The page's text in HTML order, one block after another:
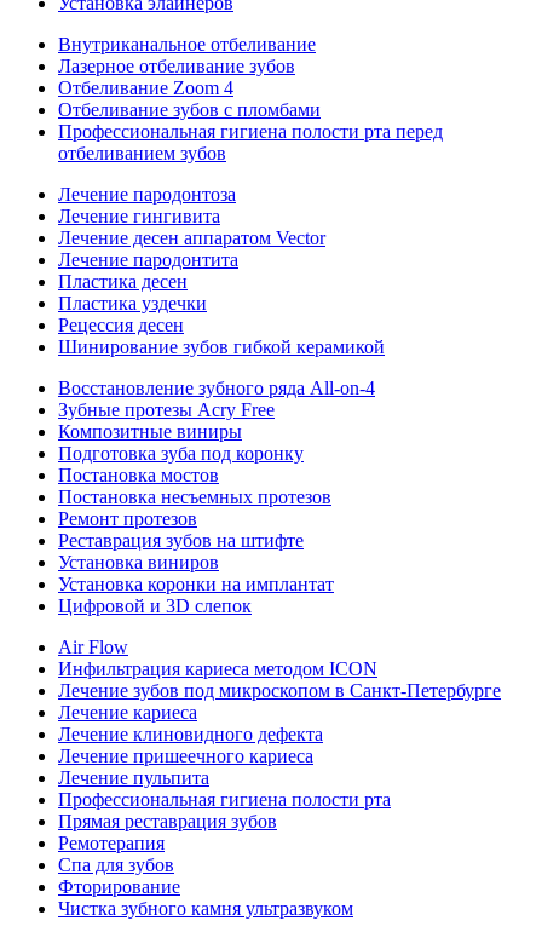
Внутриканальное отбеливание
Лазерное отбеливание зубов
Отбеливание Zoom 4
Отбеливание зубов с пломбами
Профессиональная гигиена полости рта перед
отбеливанием зубов
Лечение пародонтоза
Лечение гингивита
Лечение десен аппаратом Vector
Лечение пародонтита
Пластика десен
Пластика уздечки
Рецессия десен
Шинирование зубов гибкой керамикой
Восстановление зубного ряда All‑on‑4
Зубные протезы Acry Free
Композитные виниры
Подготовка зуба под коронку
Постановка мостов
Постановка несъемных протезов
Ремонт протезов
Реставрация зубов на штифте
Установка виниров
Установка коронки на имплантат
Цифровой и 3D слепок
Air Flow
Инфильтрация кариеса методом ICON
Лечение зубов под микроскопом в Санкт-Петербурге
Лечение кариеса
Лечение клиновидного дефекта
Лечение пришеечного кариеса
Лечение пульпита
Профессиональная гигиена полости рта
Прямая реставрация зубов
Ремотерапия
Спа для зубов
Фторирование
Чистка зубного камня ультразвуком